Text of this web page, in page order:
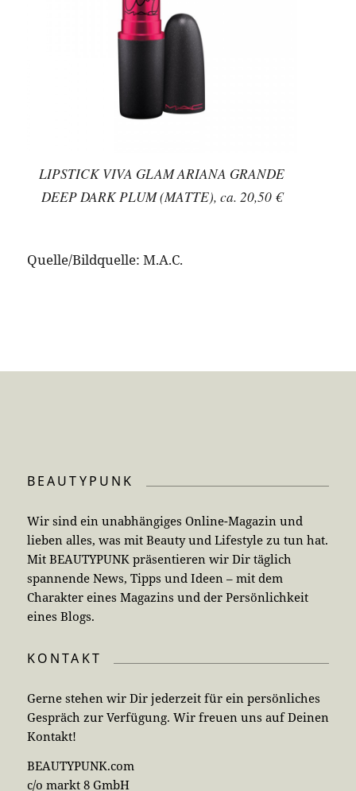
LIPSTICK VIVA GLAM ARIANA GRANDE
DEEP DARK PLUM (MATTE), ca. 20,50 €
Quelle/Bildquelle: M.A.C.
BEAUTYPUNK
Wir sind ein unabhängiges Online-Magazin und
lieben alles, was mit Beauty und Lifestyle zu tun hat.
Mit BEAUTYPUNK präsentieren wir Dir täglich
spannende News, Tipps und Ideen – mit dem
Charakter eines Magazins und der Persönlichkeit
eines Blogs.
KONTAKT
Gerne stehen wir Dir jederzeit für ein persönliches
Gespräch zur Verfügung. Wir freuen uns auf Deinen
Kontakt!
BEAUTYPUNK.com
c/o markt 8 GmbH